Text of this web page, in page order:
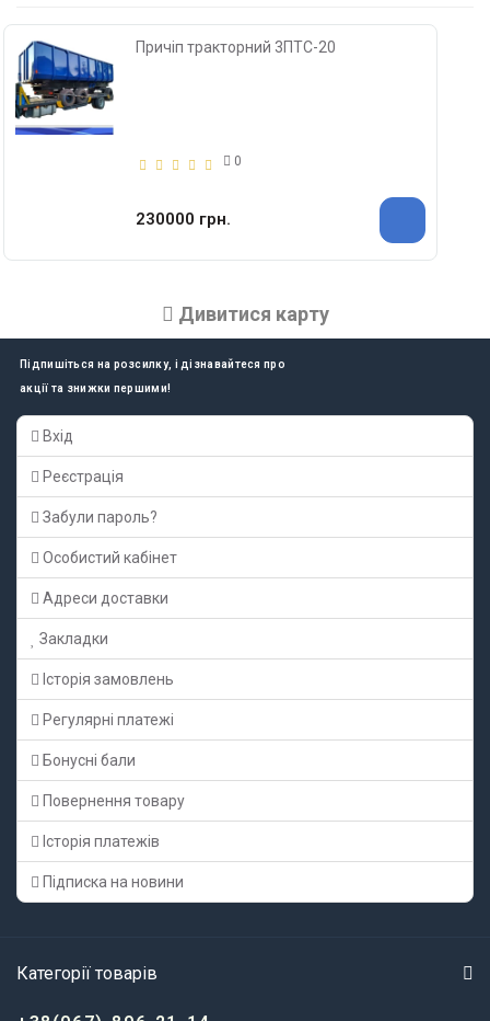
Причіп тракторний 3ПТС-20
0
230000 грн.
Дивитися карту
Підпишіться на розсилку, і дізнавайтеся про
акції та знижки першими!
Вхід
Реєстрація
Забули пароль?
Особистий кабінет
Адреси доставки
Закладки
Історія замовлень
Регулярні платежі
Бонусні бали
Повернення товару
Історія платежів
Підписка на новини
Категорії товарів